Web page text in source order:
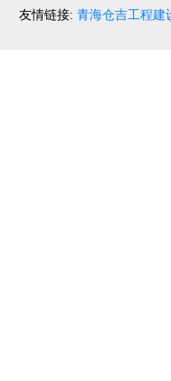
友情链接: 青海仓吉工程建